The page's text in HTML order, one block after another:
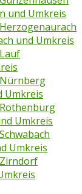
und Umkreis
und Umkreis
Umkreis
Umkreis
Umkreis